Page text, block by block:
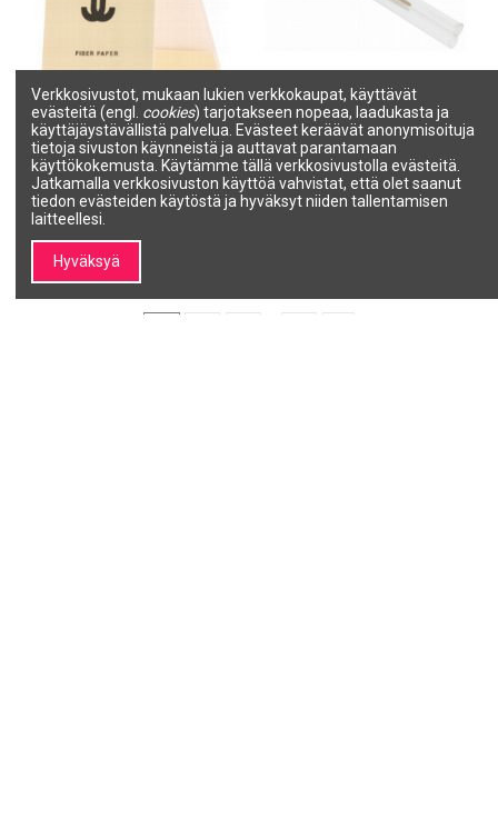
JESSICA NAIL REPAIR
Kuitupaperi kynsien
korjaukseen 6x2g
JESSICA
UP-102
1,96 €
Lisää ostoskoriin
JESSICA ProBuilder 9 -
geelisivellin
JESSICA
GA-100-6
26,70 €
Verkkosivustot, mukaan lukien verkkokaupat, käyttävät
evästeitä (engl. cookies) tarjotakseen nopeaa, laadukasta ja
käyttäjäystävällistä palvelua. Evästeet keräävät anonymisoituja
tietoja sivuston käynneistä ja auttavat parantamaan
käyttökokemusta. Käytämme tällä verkkosivustolla evästeitä.
Jatkamalla verkkosivuston käyttöä vahvistat, että olet saanut
tiedon evästeiden käytöstä ja hyväksyt niiden tallentamisen
laitteellesi.
Hyväksyä